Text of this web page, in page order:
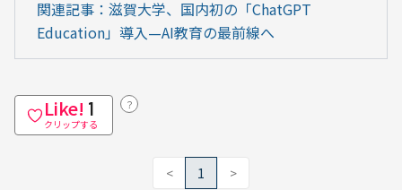
関連記事：滋賀大学、国内初の「ChatGPT
Education」導入—AI教育の最前線へ
Like! 1
クリップする
？
< 1 >